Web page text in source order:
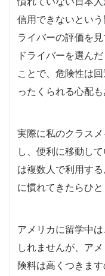
信用できないとい
ライバーの評価を
ドライバーを選ん
ことで、危険性は
ったくられる心配も
実際に私のクラス
し、便利に移動し
は複数人で利用す
に慣れてきたらひと
アメリカに留学中
しれませんが、ア
険料は高くつきま